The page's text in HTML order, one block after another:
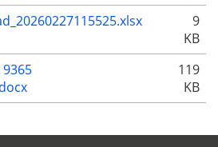
9
KB
119
KB